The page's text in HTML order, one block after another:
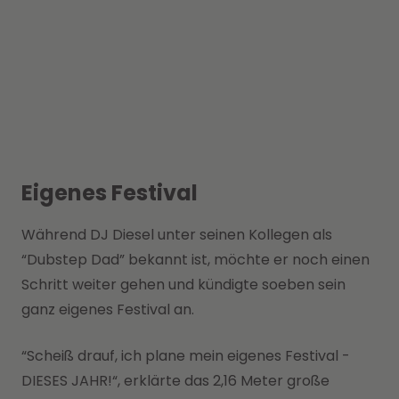
Eigenes Festival
Während DJ Diesel unter seinen Kollegen als
“Dubstep Dad” bekannt ist, möchte er noch einen
Schritt weiter gehen und kündigte soeben sein
ganz eigenes Festival an.
“Scheiß drauf, ich plane mein eigenes Festival -
DIESES JAHR!“, erklärte das 2,16 Meter große